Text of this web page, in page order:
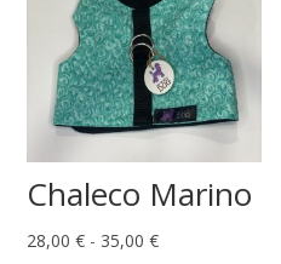
Chaleco Marino
28,00€ - 35,00€Rango